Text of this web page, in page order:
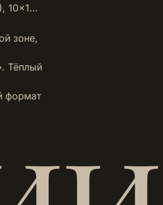
10×10
зоне,
Тёплый
формат